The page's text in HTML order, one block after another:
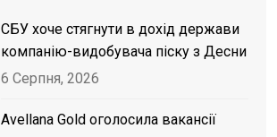
СБУ хоче стягнути в дохід держави
компанію-видобувача піску з Десни
6 Серпня, 2026
Avellana Gold оголосила вакансії